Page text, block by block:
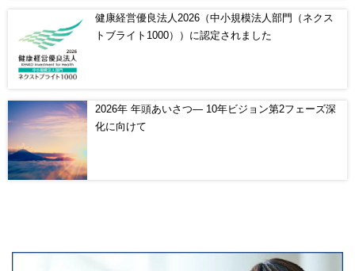
健康経営優良法人2026（中小規模法人部門（ネクス
トブライト1000））に認定されました
2026年 年頭あいさつ― 10年ビジョン第2フェーズ深
化に向けて